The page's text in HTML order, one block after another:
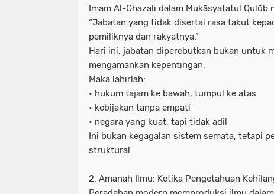
Imam Al-Ghazali dalam Mukāsyafatul Qulūb
“Jabatan yang tidak disertai rasa takut
pemiliknya dan rakyatnya.”
Hari ini, jabatan diperebutkan bukan untuk
mengamankan kepentingan.
Maka lahirlah:
• hukum tajam ke bawah, tumpul ke atas
• kebijakan tanpa empati
• negara yang kuat, tapi tidak adil
Ini bukan kegagalan sistem semata, tetapi
struktural.
2. Amanah Ilmu: Ketika Pengetahuan